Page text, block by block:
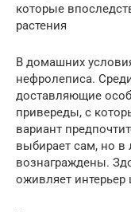
которые
растения
В домашних
нефролеписа.
доставляющие
привереды, с
вариант
выбирает сам, но в
вознаграждены.
оживляет